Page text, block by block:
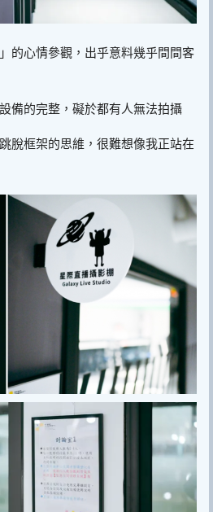
的心情參觀，出乎意料幾乎間間客
備的完整，礙於都有人無法拍攝
脫框架的思維，很難想像我正站在